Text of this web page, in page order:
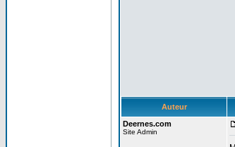
Auteur
Deernes.com
Site Admin